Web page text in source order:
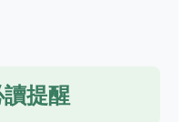
提醒